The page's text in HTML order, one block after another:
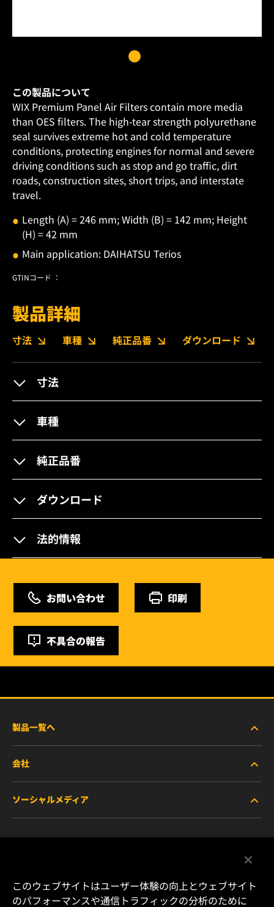
この製品について
WIX Premium Panel Air Filters contain more media
than OES filters. The high-tear strength polyurethane
seal survives extreme hot and cold temperature
conditions, protecting engines for normal and severe
driving conditions such as stop and go traffic, dirt
roads, construction sites, short trips, and interstate
travel.
Length (A) = 246 mm; Width (B) = 142 mm; Height
(H) = 42 mm
Main application: DAIHATSU Terios
GTINコード ：
製品詳細
寸法 車種 純正品番 ダウンロード
寸法
車種
純正品番
ダウンロード
法的情報
お問い合わせ 印刷
不具合の報告
製品一覧へ
商用車および建機・農機・産業用途車両
乗用車および小型トラック
特殊用途向けフィルター
会社
WIXについて
リソース
ソーシャルメディア
Instagram
このウェブサイトはユーザー体験の向上とウェブサイト
のパフォーマンスや通信トラフィックの分析のために